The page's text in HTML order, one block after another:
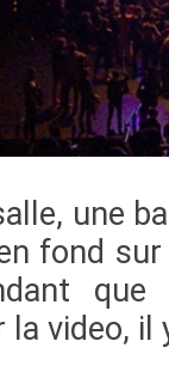
une
fond
que
la video, il